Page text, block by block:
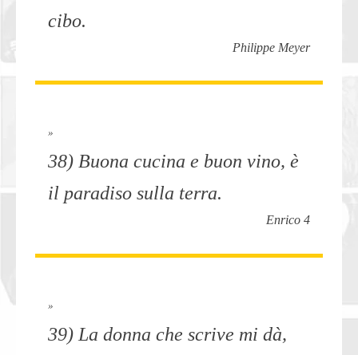
cibo.
Philippe Meyer
»
38) Buona cucina e buon vino, è
il paradiso sulla terra.
Enrico 4
»
39) La donna che scrive mi dà,